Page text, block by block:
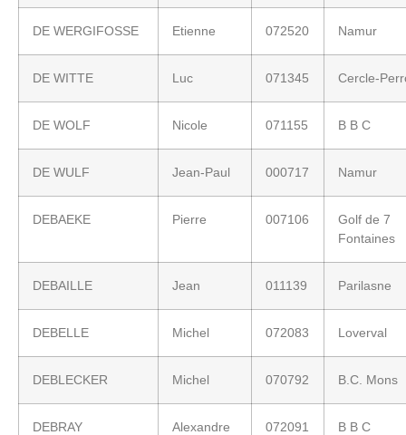
DE WERGIFOSSE Etienne 072520 Namur
DE WITTE Luc 071345 Cercle-
DE WOLF Nicole 071155 B B C
DE WULF Jean-Paul 000717 Namur
DEBAEKE Pierre 007106
Golf de 7
Fontaines
DEBAILLE Jean 011139 Parilasne
DEBELLE Michel 072083 Loverval
DEBLECKER Michel 070792 B.C. Mons
DEBRAY Alexandre 072091 B B C